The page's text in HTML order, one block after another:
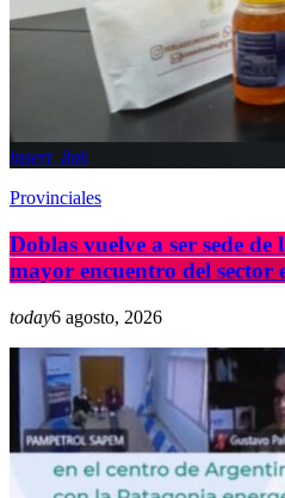
insert_link
Provinciales
Doblas vuelve a ser sede
mayor encuentro del sector
today6 agosto, 2026